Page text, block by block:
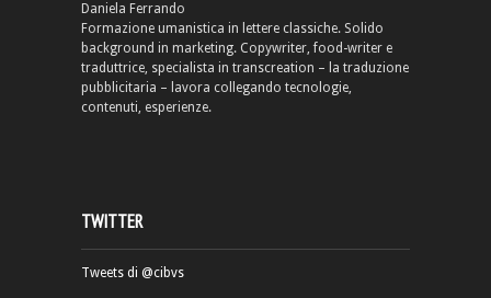
Daniela Ferrando
Formazione umanistica in lettere classiche. Solido
background in marketing. Copywriter, food-writer e
traduttrice, specialista in transcreation – la traduzione
pubblicitaria – lavora collegando tecnologie,
contenuti, esperienze.
TWITTER
Tweets di @cibvs